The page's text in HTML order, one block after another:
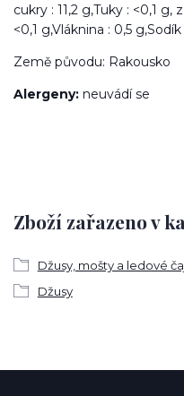
cukry : 11,2 g,Tuky : <0,1
<0,1 g,Vláknina : 0,5
Země původu: Rakousko
Alergeny: neuvádí se
Zboží zařazeno v
Džusy, mošty a ledové
Džusy